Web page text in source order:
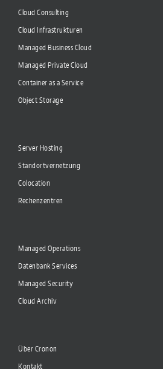
Cloud Consulting
Cloud Infrastrukturen
Managed Business Cloud
Managed Private Cloud
Container as a Service
Object Storage
Server Hosting
Standortvernetzung
Colocation
Rechenzentren
Managed Operations
Datenbank Services
Managed Security
Cloud Archiv
Über Cronon
Kontakt